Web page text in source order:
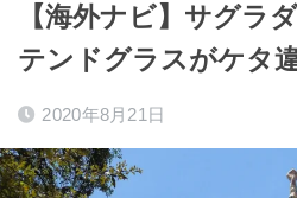
【海外ナビ】サグラ
テンドグラスがケタ
2020年8月21日